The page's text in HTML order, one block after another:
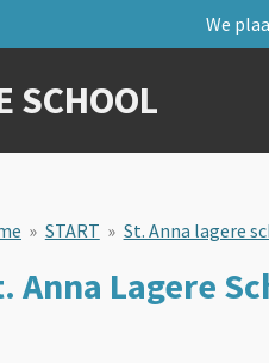
We
SCHOOL
» START » St. Anna lagere
Anna Lagere